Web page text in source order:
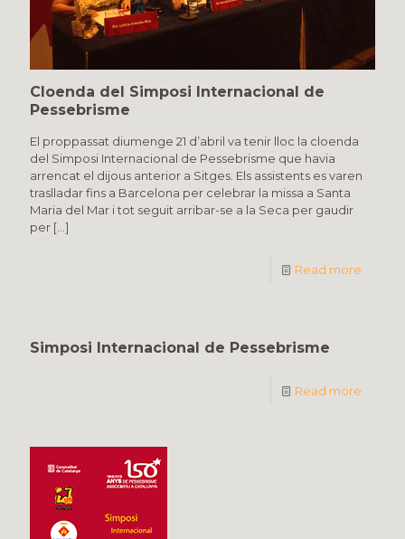
Cloenda del Simposi Internacional de
Pessebrisme
El proppassat diumenge 21 d’abril va tenir lloc la cloenda
del Simposi Internacional de Pessebrisme que havia
arrencat el dijous anterior a Sitges. Els assistents es varen
traslladar fins a Barcelona per celebrar la missa a Santa
Maria del Mar i tot seguit arribar-se a la Seca per gaudir
per […]
Read more
Simposi Internacional de Pessebrisme
Read more